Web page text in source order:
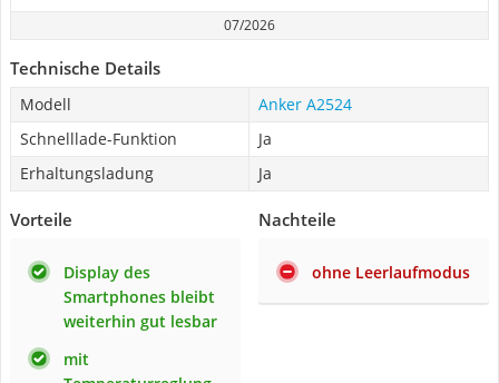
07/2026
Technische Details
Modell
Anker A2524
Schnelllade-Funktion
Ja
Erhaltungsladung
Ja
Vorteile
Display des
Smartphones bleibt
weiterhin gut lesbar
mit
Nachteile
ohne Leerlaufmodus